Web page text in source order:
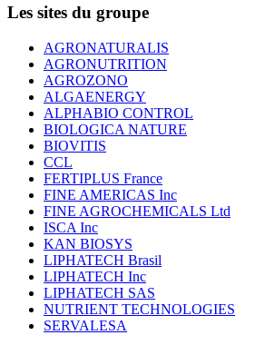
Les sites du groupe
AGRONATURALIS
AGRONUTRITION
AGROZONO
ALGAENERGY
ALPHABIO CONTROL
BIOLOGICA NATURE
BIOVITIS
CCL
FERTIPLUS France
FINE AMERICAS Inc
FINE AGROCHEMICALS Ltd
ISCA Inc
KAN BIOSYS
LIPHATECH Brasil
LIPHATECH Inc
LIPHATECH SAS
NUTRIENT TECHNOLOGIES
SERVALESA